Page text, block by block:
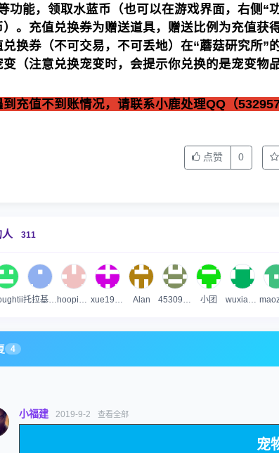
功能，领取水蓝币 （也可以在游戏界面，右侧
。 充值兑换券为赠送道具，赠送比例为充值获
兑换券（不可交易，不可丢地） 在“蘑菇研究所”
变（注意兑换宠变时，会提示你兑换的是宠变物
到充值不到账情况，请联系小鹿处理QQ（
点赞 0
311
托拉基斯基 hoopisces xue19850614 Alan 45309253 小团 wuxianglin
4
小福建 2019-9-2 查看全部
宠